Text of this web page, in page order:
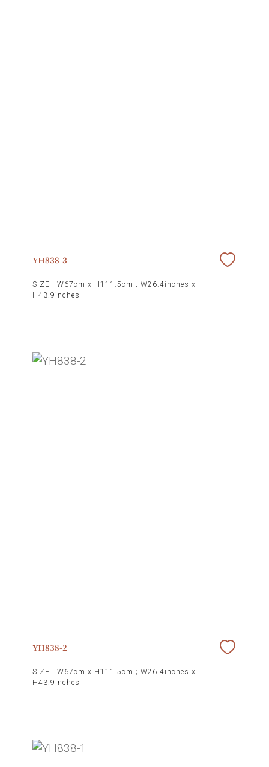
YH838-3
SIZE | W67cm x H111.5cm ; W26.4inches x
H43.9inches
YH838-2
SIZE | W67cm x H111.5cm ; W26.4inches x
H43.9inches